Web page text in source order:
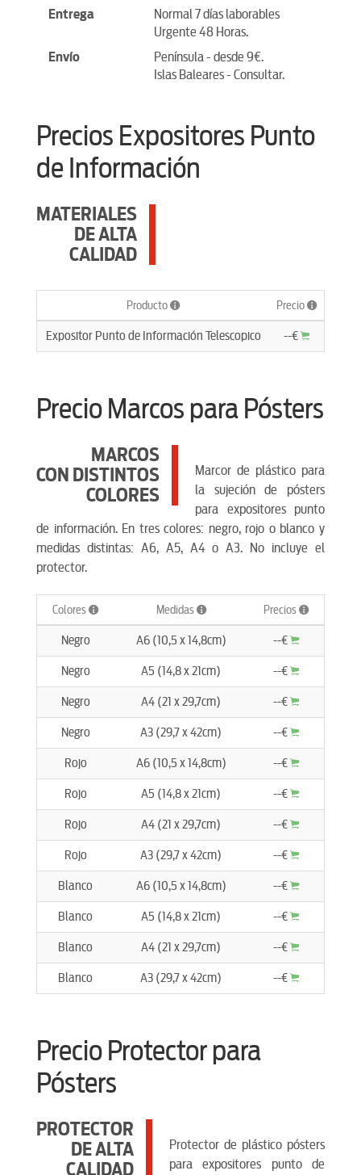
Entrega
Normal 7 días laborables
Urgente 48 Horas.
Envío
Península - desde 9€.
Islas Baleares - Consultar.
Precios Expositores Punto
de Información
MATERIALES
DE ALTA
CALIDAD
Producto Precio
Expositor Punto de Información Telescopico --€
Precio Marcos para Pósters
MARCOS
CON DISTINTOS
COLORES
Marcor de plástico para
la sujeción de pósters
para expositores punto
de información. En tres colores: negro, rojo o blanco y
medidas distintas: A6, A5, A4 o A3. No incluye el
protector.
Colores Medidas Precios
Negro A6 (10,5 x 14,8cm) --€
Negro A5 (14,8 x 21cm) --€
Negro A4 (21 x 29,7cm) --€
Negro A3 (29,7 x 42cm) --€
Rojo A6 (10,5 x 14,8cm) --€
Rojo A5 (14,8 x 21cm) --€
Rojo A4 (21 x 29,7cm) --€
Rojo A3 (29,7 x 42cm) --€
Blanco A6 (10,5 x 14,8cm) --€
Blanco A5 (14,8 x 21cm) --€
Blanco A4 (21 x 29,7cm) --€
Blanco A3 (29,7 x 42cm) --€
Precio Protector para
Pósters
PROTECTOR
DE ALTA
CALIDAD
Protector de plástico pósters
para expositores punto de